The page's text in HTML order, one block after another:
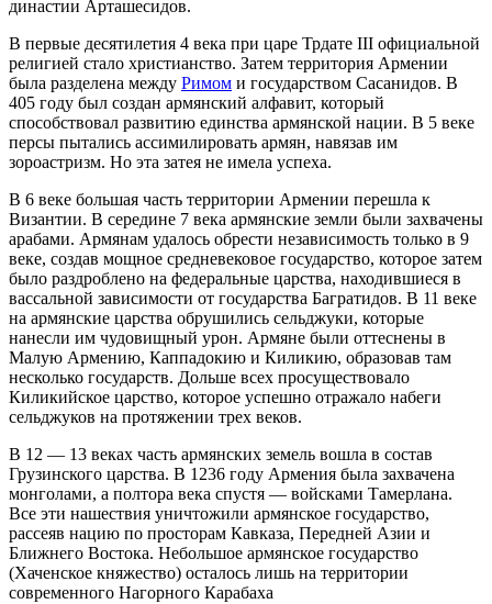
династии Арташесидов.
В первые десятилетия 4 века при царе Трдате III официальной
религией стало христианство. Затем территория Армении
была разделена между Римом и государством Сасанидов. В
405 году был создан армянский алфавит, который
способствовал развитию единства армянской нации. В 5 веке
персы пытались ассимилировать армян, навязав им
зороастризм. Но эта затея не имела успеха.
В 6 веке большая часть территории Армении перешла к
Византии. В середине 7 века армянские земли были захвачены
арабами. Армянам удалось обрести независимость только в 9
веке, создав мощное средневековое государство, которое затем
было раздроблено на федеральные царства, находившиеся в
вассальной зависимости от государства Багратидов. В 11 веке
на армянские царства обрушились сельджуки, которые
нанесли им чудовищный урон. Армяне были оттеснены в
Малую Армению, Каппадокию и Киликию, образовав там
несколько государств. Дольше всех просуществовало
Киликийское царство, которое успешно отражало набеги
сельджуков на протяжении трех веков.
В 12 — 13 веках часть армянских земель вошла в состав
Грузинского царства. В 1236 году Армения была захвачена
монголами, а полтора века спустя — войсками Тамерлана.
Все эти нашествия уничтожили армянское государство,
рассеяв нацию по просторам Кавказа, Передней Азии и
Ближнего Востока. Небольшое армянское государство
(Хаченское княжество) осталось лишь на территории
современного Нагорного Карабаха